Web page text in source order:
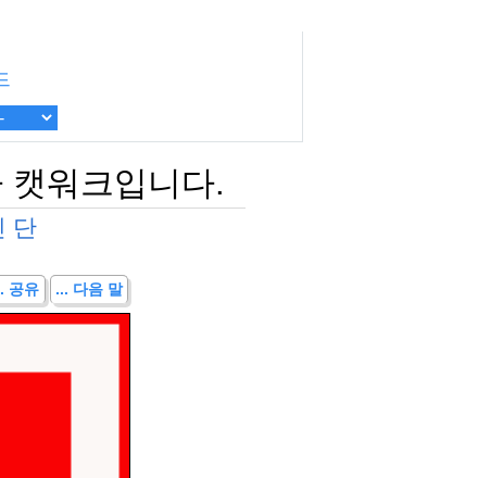
워크입니다.
단
공유 ... 다음 말